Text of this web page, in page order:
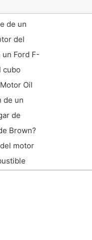
de un
del
Ford F-
cubo
2001Oil
de un
de
Brown?
motor